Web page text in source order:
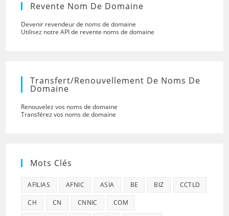
Revente Nom De Domaine
Devenir revendeur de noms de domaine
Utilisez notre API de revente noms de domaine
Transfert/renouvellement De Noms De
Domaine
Renouvelez vos noms de domaine
Transférez vos noms de domaine
Mots Clés
AFILIAS AFNIC ASIA BE BIZ CCTLD
CH CN CNNIC COM